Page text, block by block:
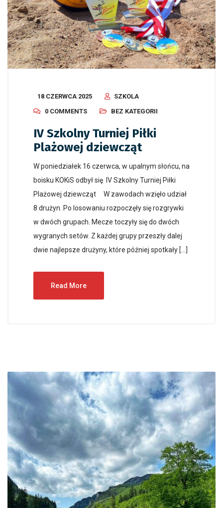
18 CZERWCA 2025
SZKOLA
0 COMMENTS
BEZ KATEGORII
IV Szkolny Turniej Piłki
Plażowej dziewcząt
W poniedziałek 16 czerwca, w upalnym słońcu, na
boisku KOKiS odbył się IV Szkolny Turniej Piłki
Plażowej dziewcząt W zawodach wzięło udział
8 drużyn. Po losowaniu rozpoczęły się rozgrywki
w dwóch grupach. Mecze toczyły się do dwóch
wygranych setów. Z każdej grupy przeszły dalej
dwie najlepsze drużyny, które później spotkały […]
Read More